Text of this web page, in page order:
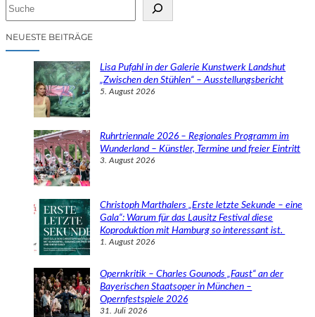
cNEUESTE BEITRÄGE
Lisa Pufahl in der Galerie Kunstwerk Landshut
„Zwischen den Stühlen“ – Ausstellungsbericht
5. August 2026
Ruhrtriennale 2026 – Regionales Programm im
Wunderland – Künstler, Termine und freier Eintritt
3. August 2026
Christoph Marthalers „Erste letzte Sekunde – eine
Gala“: Warum für das Lausitz Festival diese
Koproduktion mit Hamburg so interessant ist.
1. August 2026
Opernkritik – Charles Gounods „Faust“ an der
Bayerischen Staatsoper in München –
Opernfestspiele 2026
31. Juli 2026